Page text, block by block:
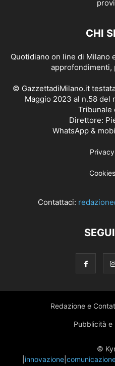
CHI
Quotidiano on line di Milano
approfondimenti,
© GazzettadiMilano.it
Maggio 2023 al n.58 del
Tribunale
Direttore:
WhatsApp &
Contattaci:
Redazione e
Pubblicità e
©
innovazione